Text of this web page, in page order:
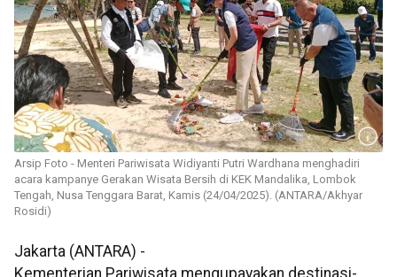
Arsip Foto - Menteri Pariwisata Widiyanti Putri Wardhana menghadiri
acara kampanye Gerakan Wisata Bersih di KEK Mandalika, Lombok
Tengah, Nusa Tenggara Barat, Kamis (24/04/2025). (ANTARA/Akhyar
Rosidi)
Jakarta (ANTARA) -